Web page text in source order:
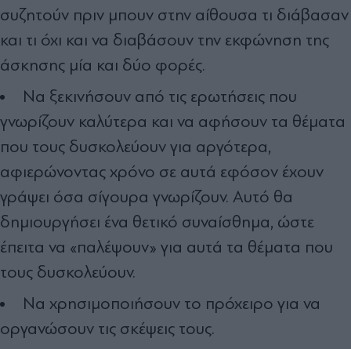
συζητούν πριν μπουν στην αίθουσα τι διάβασαν
και τι όχι και να διαβάσουν την εκφώνηση της
άσκησης μία και δύο φορές.
Να ξεκινήσουν από τις ερωτήσεις που
γνωρίζουν καλύτερα και να αφήσουν τα θέματα
που τους δυσκολεύουν για αργότερα,
αφιερώνοντας χρόνο σε αυτά εφόσον έχουν
γράψει όσα σίγουρα γνωρίζουν. Αυτό θα
δημιουργήσει ένα θετικό συναίσθημα, ώστε
έπειτα να «παλέψουν» για αυτά τα θέματα που
τους δυσκολεύουν.
Να χρησιμοποιήσουν το πρόχειρο για να
οργανώσουν τις σκέψεις τους.